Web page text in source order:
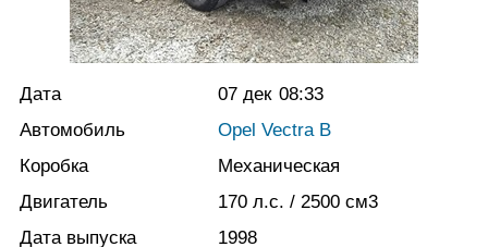
Дата 07 дек 08:33
Автомобиль
Opel Vectra B
Коробка
Механическая
Двигатель
170 л.с. / 2500 см3
Дата выпуска
1998